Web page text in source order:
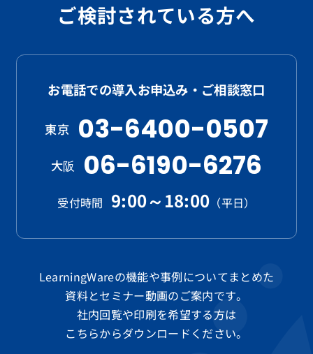
ご検討されている方へ
お電話での導入お申込み・ご相談窓口
東京 03-6400-0507
大阪 06-6190-6276
受付時間 9:00～18:00 （平日）
LearningWareの機能や事例についてまとめた
資料とセミナー動画のご案内です。
社内回覧や印刷を希望する方は
こちらからダウンロードください。